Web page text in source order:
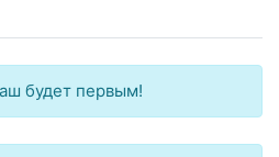
будет первым!